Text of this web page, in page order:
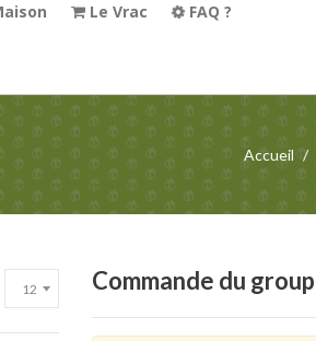
Le Vrac FAQ ?
Accueil
Commande du